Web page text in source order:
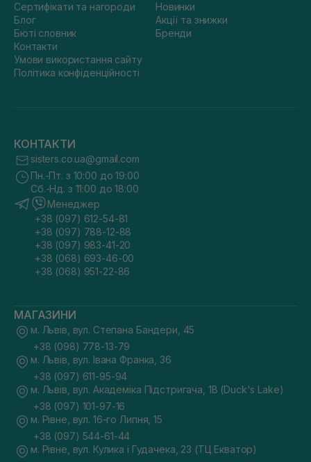
Сертифікати та нагороди
Блог
Бюті словник
Контакти
Умови використання сайту
Політика конфіденційності
Новинки
Акції та знижки
Бренди
КОНТАКТИ
sisters.co.ua@gmail.com
Пн.-Пт. з 10:00 до 19:00
Сб.-Нд. з 11:00 до 18:00
Менеджер
+38 (097) 612-54-81
+38 (097) 788-12-88
+38 (097) 983-41-20
+38 (068) 693-46-00
+38 (068) 951-22-86
МАГАЗИНИ
м. Львів, вул. Степана Бандери, 45
+38 (098) 778-13-79
м. Львів, вул. Івана Франка, 36
+38 (097) 611-95-94
м. Львів, вул. Академіка Підстригача, 1В (Duck's Lake)
+38 (097) 101-97-16
м. Рівне, вул. 16-го Липня, 15
+38 (097) 544-61-44
м. Рівне, вул. Кулика і Гудачека, 23 (ТЦ Екватор)